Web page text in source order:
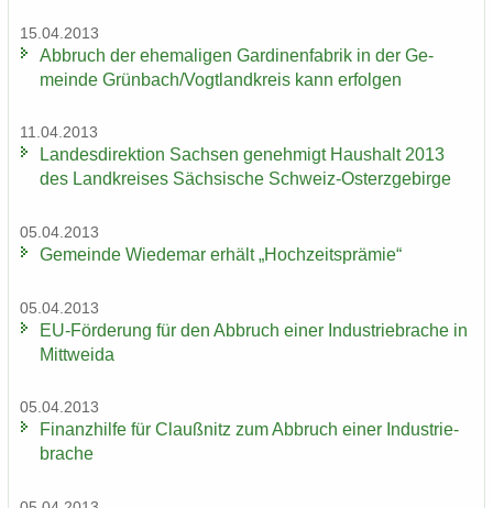
15.04.2013
Ab­bruch der ehe­ma­li­gen Gar­di­nen­fa­brik in der Ge­
mein­de Grün­bach/Vogt­land­kreis kann er­fol­gen
11.04.2013
Lan­des­di­rek­ti­on Sach­sen ge­neh­migt Haus­halt 2013
des Land­krei­ses Säch­si­sche Schweiz-​Osterzgebirge
05.04.2013
Ge­mein­de Wie­de­mar er­hält „Hoch­zeits­prä­mie“
05.04.2013
EU-​Förderung für den Ab­bruch einer In­dus­trie­bra­che in
Mitt­wei­da
05.04.2013
Fi­nanz­hil­fe für Clau­ß­nitz zum Ab­bruch einer In­dus­trie­
bra­che